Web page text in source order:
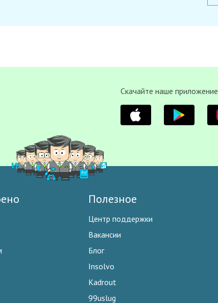
Скачайте наше приложение
Полезное
Центр поддержки
Вакансии
Блог
Insolvo
Kadrout
99uslug